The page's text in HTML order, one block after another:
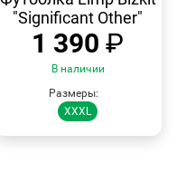
"Significant Other"
1 390 ₽
В наличии
Размеры:
XXXL